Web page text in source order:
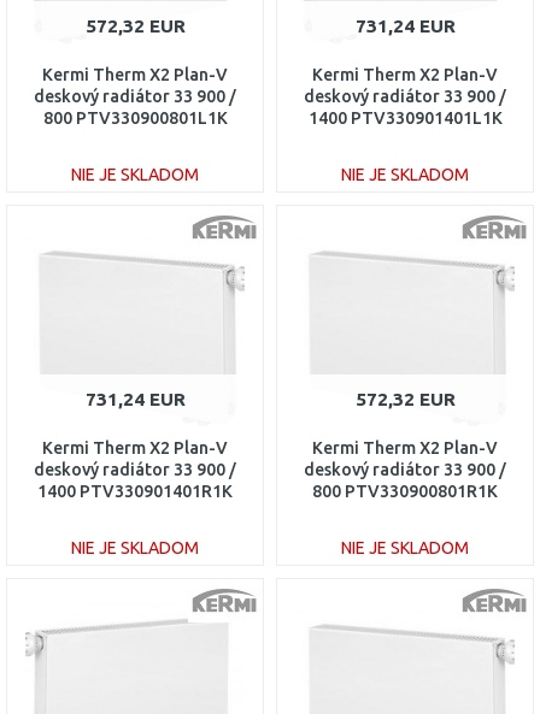
572,32 EUR
Kermi Therm X2 Plan-V
deskový radiátor 33 900 /
800 PTV330900801L1K
NIE JE SKLADOM
DO KOŠÍKA
Porovnať
731,24 EUR
Kermi Therm X2 Plan-V
deskový radiátor 33 900 /
1400 PTV330901401L1K
NIE JE SKLADOM
DO KOŠÍKA
Porovnať
731,24 EUR
Kermi Therm X2 Plan-V
deskový radiátor 33 900 /
1400 PTV330901401R1K
NIE JE SKLADOM
DO KOŠÍKA
572,32 EUR
Kermi Therm X2 Plan-V
deskový radiátor 33 900 /
800 PTV330900801R1K
NIE JE SKLADOM
DO KOŠÍKA
Porovnať